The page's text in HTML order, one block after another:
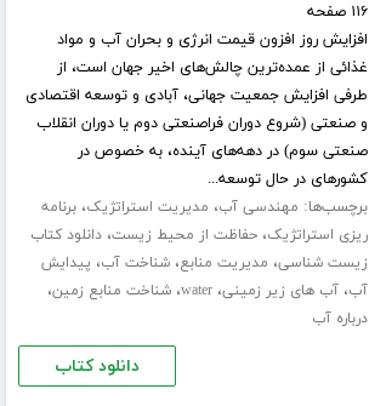
۱۱۶ صفحه
افزایش روز افزون قیمت انرژی و بحران آب و مواد
غذائى از عمده‌ترین چالش‌های اخیر جهان است، از
طرفی افزایش جمعیت جهانى، آبادى و توسعه اقتصادى
و صنعتی (شروع دوران فراصنعتی دوم یا دوران انقلاب
صنعتی سوم) در دهه‌هاى آینده، به خصوص در
کشورهای در حال توسعه...
برچسب‌ها: مهندسی آب، مدیریت استراتژیک،برنامه
ریزی استراتژیک،حفاظت از محیط زیست،دانلود کتاب
زیست شناسی، مدیریت منابع،شناخت آب، پیدایش
آب،آب های زیر زمینی،water،شناخت منابع زمین،
درباره آب
دانلود کتاب